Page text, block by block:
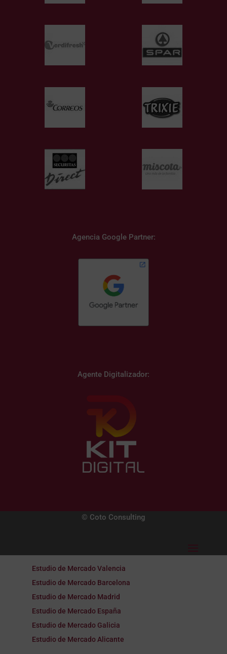
Agencia Google Partner:
Agente Digitalizador:
© Coto Consulting
Estudio de Mercado Valencia
Estudio de Mercado Barcelona
Estudio de Mercado Madrid
Estudio de Mercado España
Estudio de Mercado Galicia
Estudio de Mercado Alicante